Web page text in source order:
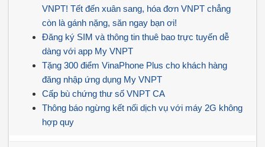
VNPT! Tết đến xuân sang, hóa đơn VNPT chẳng
còn là gánh nặng, săn ngay bạn ơi!
Đăng ký SIM và thông tin thuê bao trực tuyến dễ
dàng với app My VNPT
Tặng 300 điểm VinaPhone Plus cho khách hàng
đăng nhập ứng dụng My VNPT
Cấp bù chứng thư số VNPT CA
Thông báo ngừng kết nối dịch vụ với máy 2G không
hợp quy